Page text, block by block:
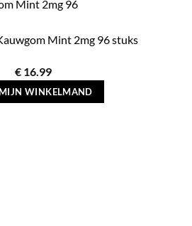
Mint 2mg 96 stuks
€ 16.99
WINKELMAND